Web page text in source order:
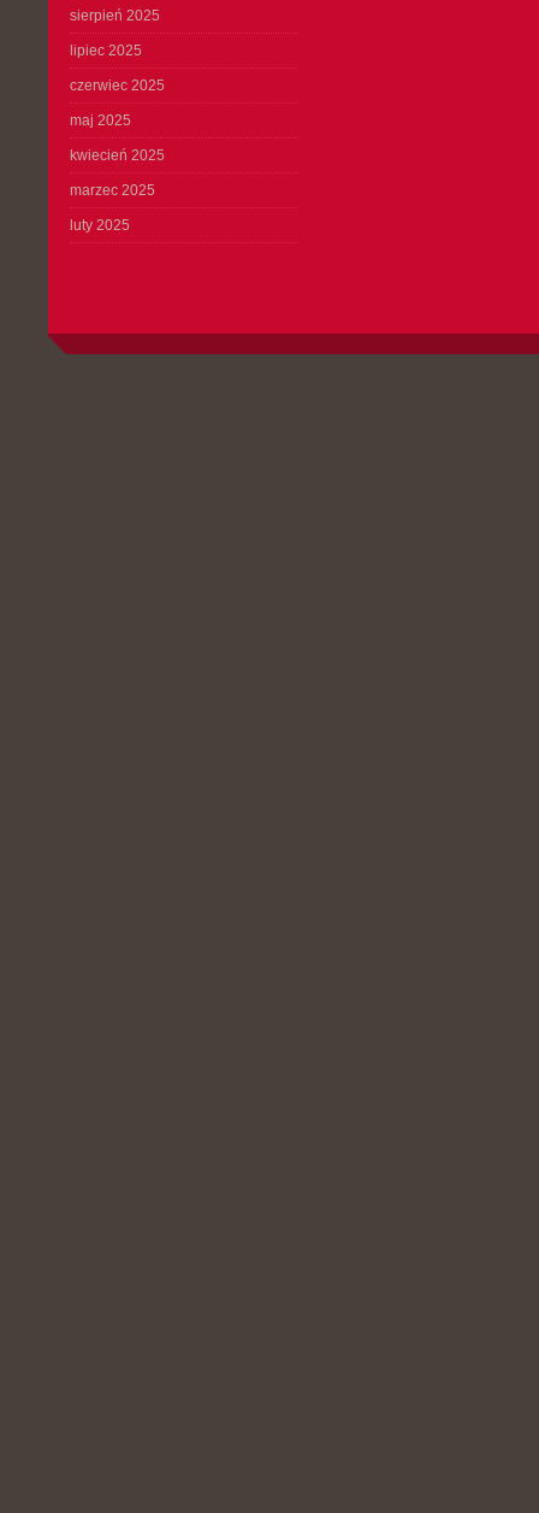
sierpień 2025
lipiec 2025
czerwiec 2025
maj 2025
kwiecień 2025
marzec 2025
luty 2025